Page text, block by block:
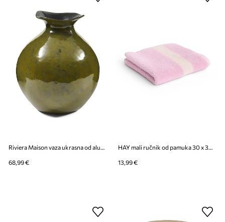
Riviera Maison vaza ukrasna od aluminija 22,5 x 25 cm
68,99 €
HAY mali ručnik od pamuka 30 x 30 cm
13,99 €